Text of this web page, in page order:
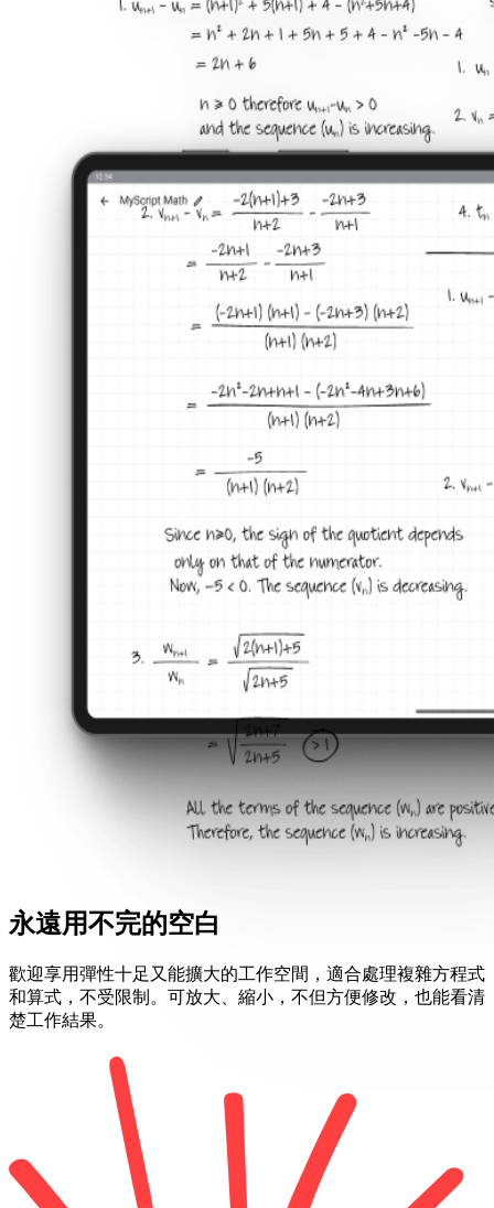
永遠用不完的空白
歡迎享用彈性十足又能擴大的工作空間，適合處理複雜方程式
和算式，不受限制。可放大、縮小，不但方便修改，也能看清
楚工作結果。